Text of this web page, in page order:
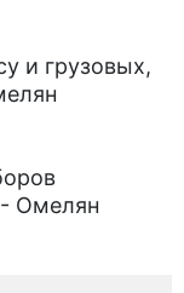
и грузовых,
- Омелян